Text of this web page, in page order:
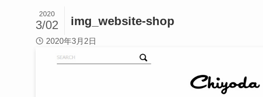
img_website-shop
2020
3/02
2020年3月2日